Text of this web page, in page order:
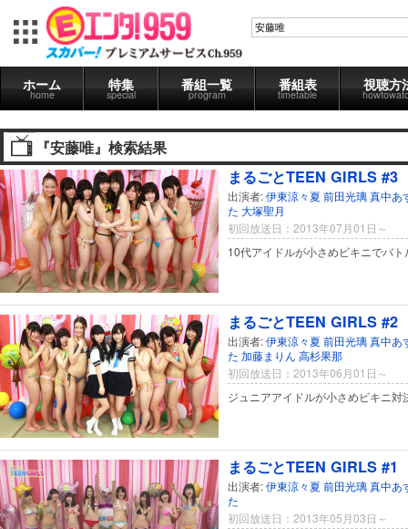
ホーム
home
特集
special
番組一覧
program
番組表
timetable
視聴方
『安藤唯』検索結果
まるごとTEEN GIRLS #3
出演者:伊東涼々夏 前田光璃真中あ
た 大塚聖月
初回放送日：2013年07月01日～
10代アイドルが小さめビキニでバト
まるごとTEEN GIRLS #2
出演者:伊東涼々夏 前田光璃真中あ
た 加藤まりん 高杉果那
初回放送日：2013年06月01日～
ジュニアアイドルが小さめビキニ対
まるごとTEEN GIRLS #1
出演者:伊東涼々夏 前田光璃真中あ
た
初回放送日：2013年05月03日～